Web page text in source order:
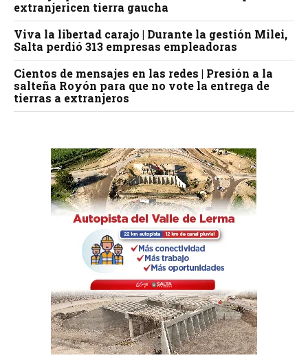
extranjericen tierra gaucha
Viva la libertad carajo | Durante la gestión Milei,
Salta perdió 313 empresas empleadoras
Cientos de mensajes en las redes | Presión a la
salteña Royón para que no vote la entrega de
tierras a extranjeros